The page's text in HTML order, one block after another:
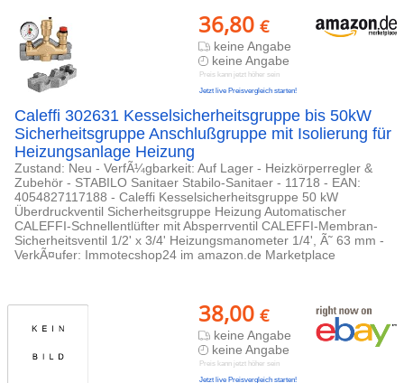
36,80 €
keine Angabe
keine Angabe
Preis kann jetzt höher sein
Jetzt live Preisvergleich starten!
Caleffi 302631 Kesselsicherheitsgruppe bis 50kW
Sicherheitsgruppe Anschlußgruppe mit Isolierung für
Heizungsanlage Heizung
Zustand: Neu - VerfÃ¼gbarkeit: Auf Lager - Heizkörperregler &
Zubehör - STABILO Sanitaer Stabilo-Sanitaer - 11718 - EAN:
4054827117188 - Caleffi Kesselsicherheitsgruppe 50 kW
Überdruckventil Sicherheitsgruppe Heizung Automatischer
CALEFFI-Schnellentlüfter mit Absperrventil CALEFFI-Membran-
Sicherheitsventil 1/2' x 3/4' Heizungsmanometer 1/4', Ã˜ 63 mm -
VerkÃ¤ufer: Immotecshop24 im amazon.de Marketplace
38,00 €
keine Angabe
keine Angabe
Preis kann jetzt höher sein
Jetzt live Preisvergleich starten!